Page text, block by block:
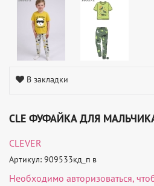
В закладки
CLE ФУФАЙКА ДЛЯ
CLEVER
Артикул: 909533кд_п в
Необходимо авторизоваться,